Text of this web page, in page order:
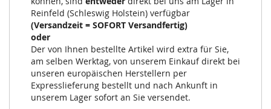
Reinfeld (Schleswig Holstein) verfügbar
(Versandzeit = SOFORT Versandfertig)
oder
Der von Ihnen bestellte Artikel wird extra für Sie,
am selben Werktag, von unserem Einkauf direkt bei
unseren europäischen Herstellern per
Expresslieferung bestellt und nach Ankunft in
unserem Lager sofort an Sie versendet.